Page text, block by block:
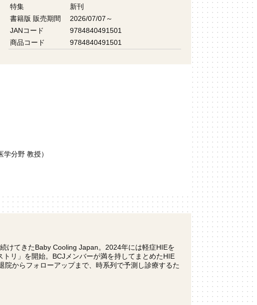
特集
新刊
書籍版 販売期間
2026/07/07～
JANコード
9784840491501
商品コード
9784840491501
分野 教授）
けてきたBaby Cooling Japan。2024年には軽症HIEを
リ」を開始。BCJメンバーが満を持してまとめたHIE
からフォローアップまで、時系列で予測し診療するた